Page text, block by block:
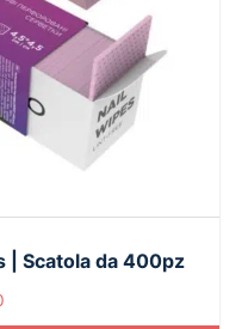
| Scatola da 400pz